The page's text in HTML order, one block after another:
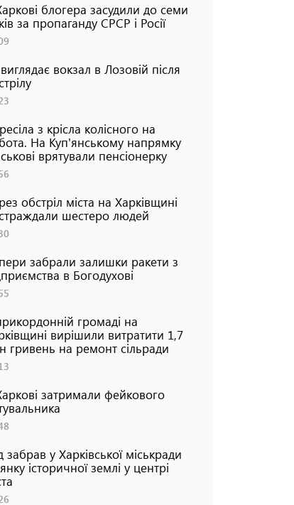
блогера засудили до семи
за пропаганду СРСР і Росії
вокзал в Лозовій після
з крісла колісного на
На Куп'янському напрямку
врятували пенсіонерку
обстріл міста на Харківщині
шестеро людей
забрали залишки ракети з
в Богодухові
громаді на
вирішили витратити 1,7
гривень на ремонт сільради
затримали фейкового
забрав у Харківської міськради
історичної землі у центрі